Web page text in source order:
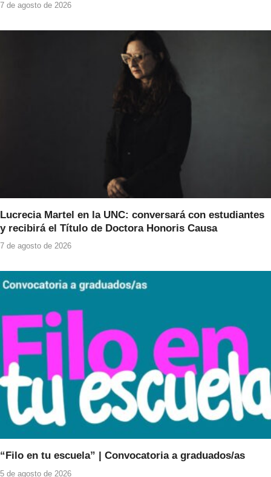
7 de agosto de 2026
Lucrecia Martel en la UNC: conversará con estudiantes
y recibirá el Título de Doctora Honoris Causa
7 de agosto de 2026
“Filo en tu escuela” | Convocatoria a graduados/as
5 de agosto de 2026